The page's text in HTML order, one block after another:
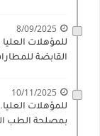
8/09/2025
للمؤهلات
القابضة للمطارات
10/11/2025
للمؤهلات
بمصلحة الطب